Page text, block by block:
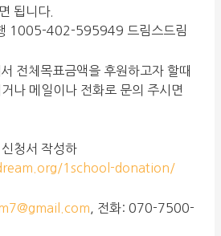
됩니다.
1005-402-595949 드림스드림
전체목표금액을 후원하고자 할때
나 메일이나 전화로 문의 주시면
청서 작성하
1school-donation/
, 전화: 070-7500-